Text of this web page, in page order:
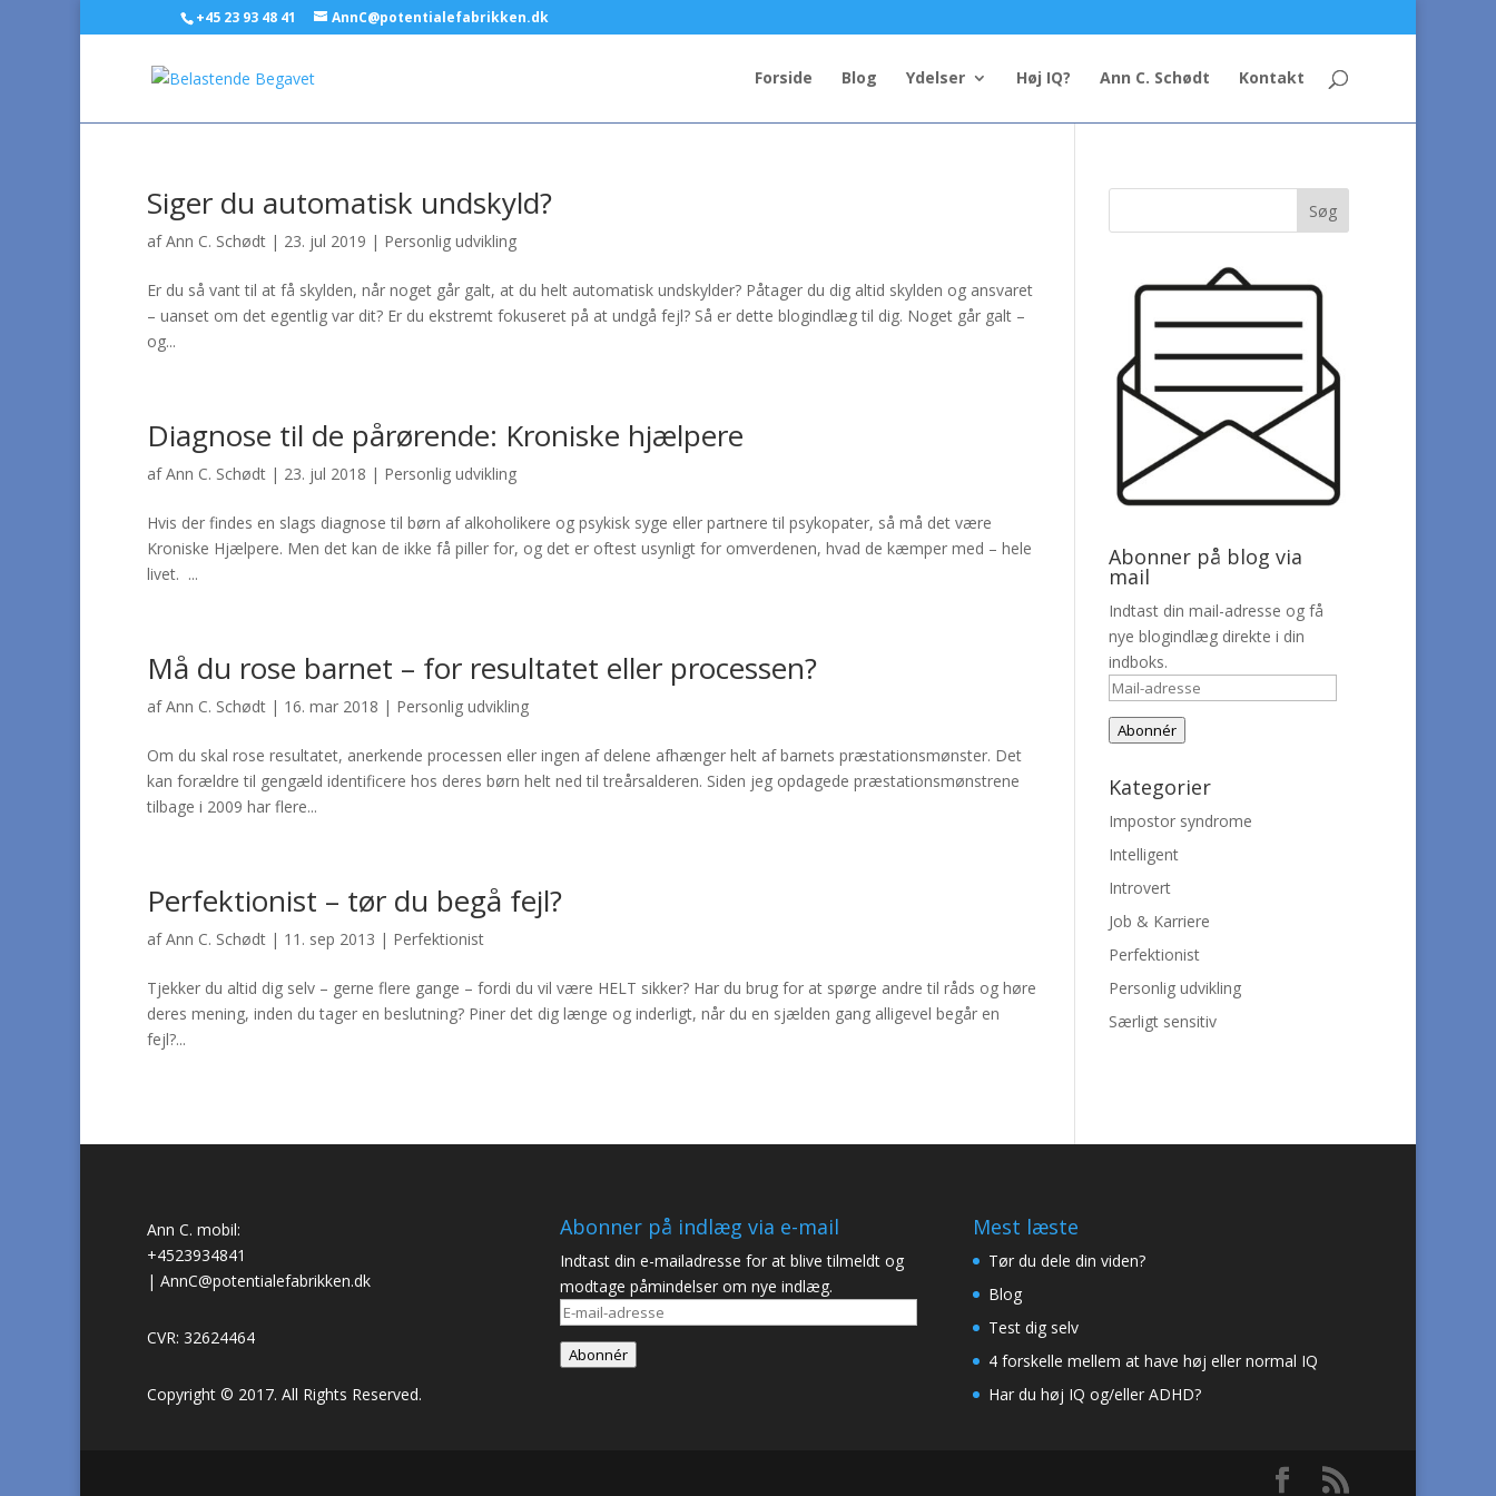
+45 23 93 48 41 AnnC@potentialefabrikken.dk
Forside Blog Ydelser Høj IQ? Ann C. Schødt Kontakt
Siger du automatisk undskyld?
afAnn C. Schødt | 23. jul 2019 | Personlig udvikling
Er du så vant til at få skylden, når noget går galt, at du helt automatisk undskylder? Påtager du dig altid skylden og ansvaret
– uanset om det egentlig var dit? Er du ekstremt fokuseret på at undgå fejl? Så er dette blogindlæg til dig. Noget går galt –
og...
Diagnose til de pårørende: Kroniske hjælpere
afAnn C. Schødt | 23. jul 2018 | Personlig udvikling
Hvis der findes en slags diagnose til børn af alkoholikere og psykisk syge eller partnere til psykopater, så må det være
Kroniske Hjælpere. Men det kan de ikke få piller for, og det er oftest usynligt for omverdenen, hvad de kæmper med – hele
livet. ...
Må du rose barnet – for resultatet eller processen?
afAnn C. Schødt | 16. mar 2018 | Personlig udvikling
Om du skal rose resultatet, anerkende processen eller ingen af delene afhænger helt af barnets præstationsmønster. Det
kan forældre til gengæld identificere hos deres børn helt ned til treårsalderen. Siden jeg opdagede præstationsmønstrene
tilbage i 2009 har flere...
Perfektionist – tør du begå fejl?
afAnn C. Schødt | 11. sep 2013 | Perfektionist
Tjekker du altid dig selv – gerne flere gange – fordi du vil være HELT sikker? Har du brug for at spørge andre til råds og høre
deres mening, inden du tager en beslutning? Piner det dig længe og inderligt, når du en sjælden gang alligevel begår en
fejl?...
Abonner på blog via
mail
Indtast din mail-adresse og få
nye blogindlæg direkte i din
indboks.
Mail-
Abonnér
Kategorier
Impostor syndrome
Intelligent
Introvert
Job & Karriere
Perfektionist
Personlig udvikling
Særligt sensitiv
Ann C. mobil:
+4523934841
| AnnC@potentialefabrikken.dk
CVR: 32624464
Copyright © 2017. All Rights Reserved.
Abonner på indlæg via e-mail
Indtast din e-mailadresse for at blive tilmeldt og
modtage påmindelser om nye indlæg.
E-
adresse
Abonnér
Mest læste
Tør du dele din viden?
Blog
Test dig selv
4 forskelle mellem at have høj eller normal IQ
Har du høj IQ og/eller ADHD?